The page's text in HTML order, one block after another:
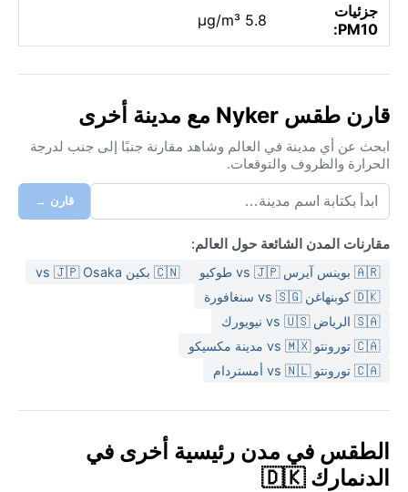
جزئيات
PM10:
5.8 µg/m³
قارن طقس Nyker مع مدينة أخرى
ابحث عن أي مدينة في العالم وشاهد مقارنة جنبًا إلى جنب لدرجة
الحرارة والظروف والتوقعات.
قارن →
مقارنات المدن الشائعة حول العالم:
🇦🇷 بوينس آيرس vs 🇯🇵 طوكيو
🇨🇳 بكين vs 🇯🇵 Osaka
🇩🇰 كوبنهاغن vs 🇸🇬 سنغافورة
🇸🇦 الرياض vs 🇺🇸 نيويورك
🇨🇦 تورونتو vs 🇲🇽 مدينة مكسيكو
🇨🇦 تورونتو vs 🇳🇱 أمستردام
الطقس في مدن رئيسية أخرى في
الدنمارك 🇩🇰